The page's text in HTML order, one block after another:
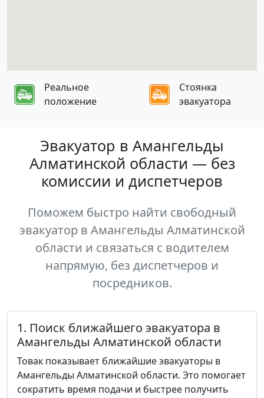
Реальное
положение
Стоянка
эвакуатора
Эвакуатор в Амангельды
Алматинской области — без
комиссии и диспетчеров
Поможем быстро найти свободный
эвакуатор в Амангельды Алматинской
области и связаться с водителем
напрямую, без диспетчеров и
посредников.
1. Поиск ближайшего эвакуатора в
Амангельды Алматинской области
Товак показывает ближайшие эвакуаторы в
Амангельды Алматинской области. Это помогает
сократить время подачи и быстрее получить